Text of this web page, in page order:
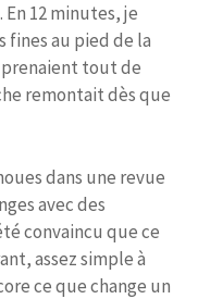
12 minutes, je
fines au pied de la
prenaient tout de
remontait dès que
dans une revue
avec des
convaincu que ce
assez simple à
ce que change un